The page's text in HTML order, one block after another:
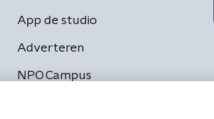
App de studio
Adverteren
NPO Campus